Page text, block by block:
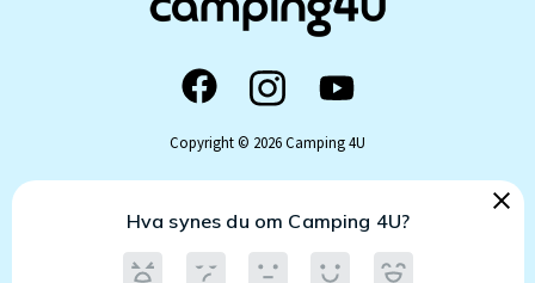
Copyright © 2026 Camping 4U